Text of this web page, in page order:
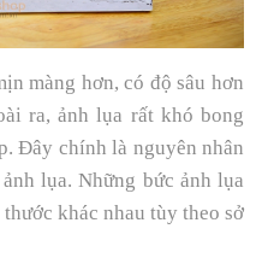
màng hơn, có độ sâu hơn
ra, ảnh lụa rất khó bong
Đây chính là nguyên nhân
lụa. Những bức ảnh lụa
khác nhau tùy theo sở